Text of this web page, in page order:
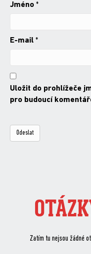
Jméno *
E-mail *
Uložit do prohlížeče
pro budoucí
Zatím tu nejsou žádné